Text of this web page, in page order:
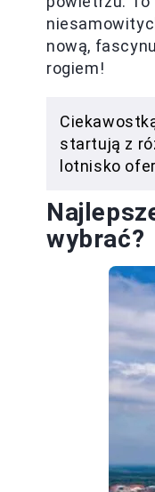
nową,
rogiem!
startują z
lotnisko
wybrać?